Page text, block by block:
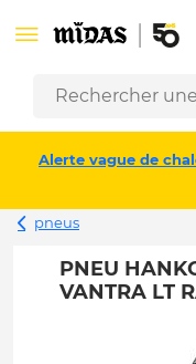
Alerte vague de
pneus
PNEU
VANTRA LT